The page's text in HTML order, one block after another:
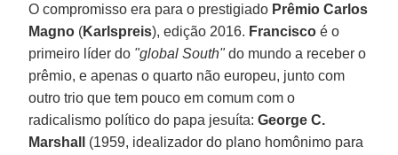
O compromisso era para o prestigiado Prêmio Carlos
Magno (Karlspreis), edição 2016. Francisco é o
primeiro líder do "global South"do mundo a receber o
prêmio, e apenas o quarto não europeu, junto com
outro trio que tem pouco em comum com o
radicalismo político do papa jesuíta:George C.
Marshall
(1959, idealizador do plano homônimo para